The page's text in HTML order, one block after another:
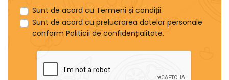
Sunt de acord cu Termeni și condiții.
Sunt de acord cu prelucrarea datelor personale
conform Politicii de confidențialitate.